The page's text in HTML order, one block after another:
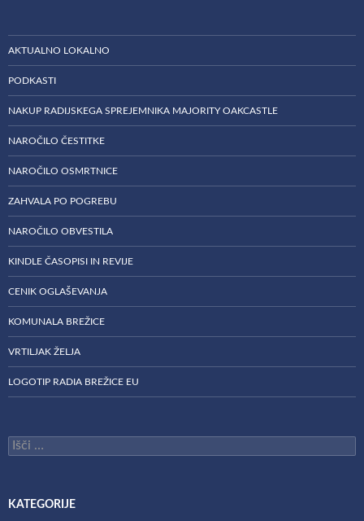
AKTUALNO LOKALNO
PODKASTI
NAKUP RADIJSKEGA SPREJEMNIKA MAJORITY OAKCASTLE
NAROČILO ČESTITKE
NAROČILO OSMRTNICE
ZAHVALA PO POGREBU
NAROČILO OBVESTILA
KINDLE ČASOPISI IN REVIJE
CENIK OGLAŠEVANJA
KOMUNALA BREŽICE
VRTILJAK ŽELJA
LOGOTIP RADIA BREŽICE EU
Išči:
KATEGORIJE